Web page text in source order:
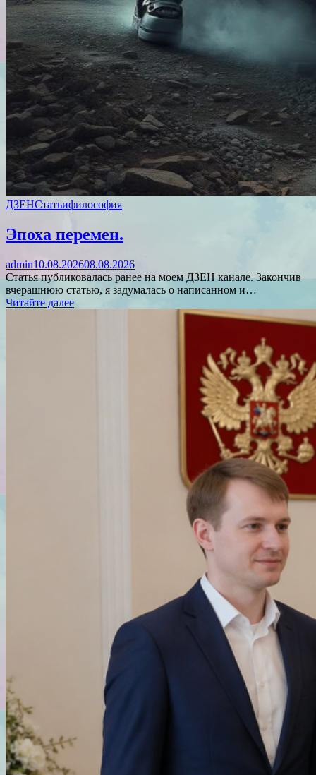
ДЗЕНСтатьифилософия
Эпоха перемен.
admin10.08.202608.08.2026
Статья публиковалась ранее на моем ДЗЕН канале. Закончив
вчерашнюю статью, я задумалась о написанном и…
Читайте далее